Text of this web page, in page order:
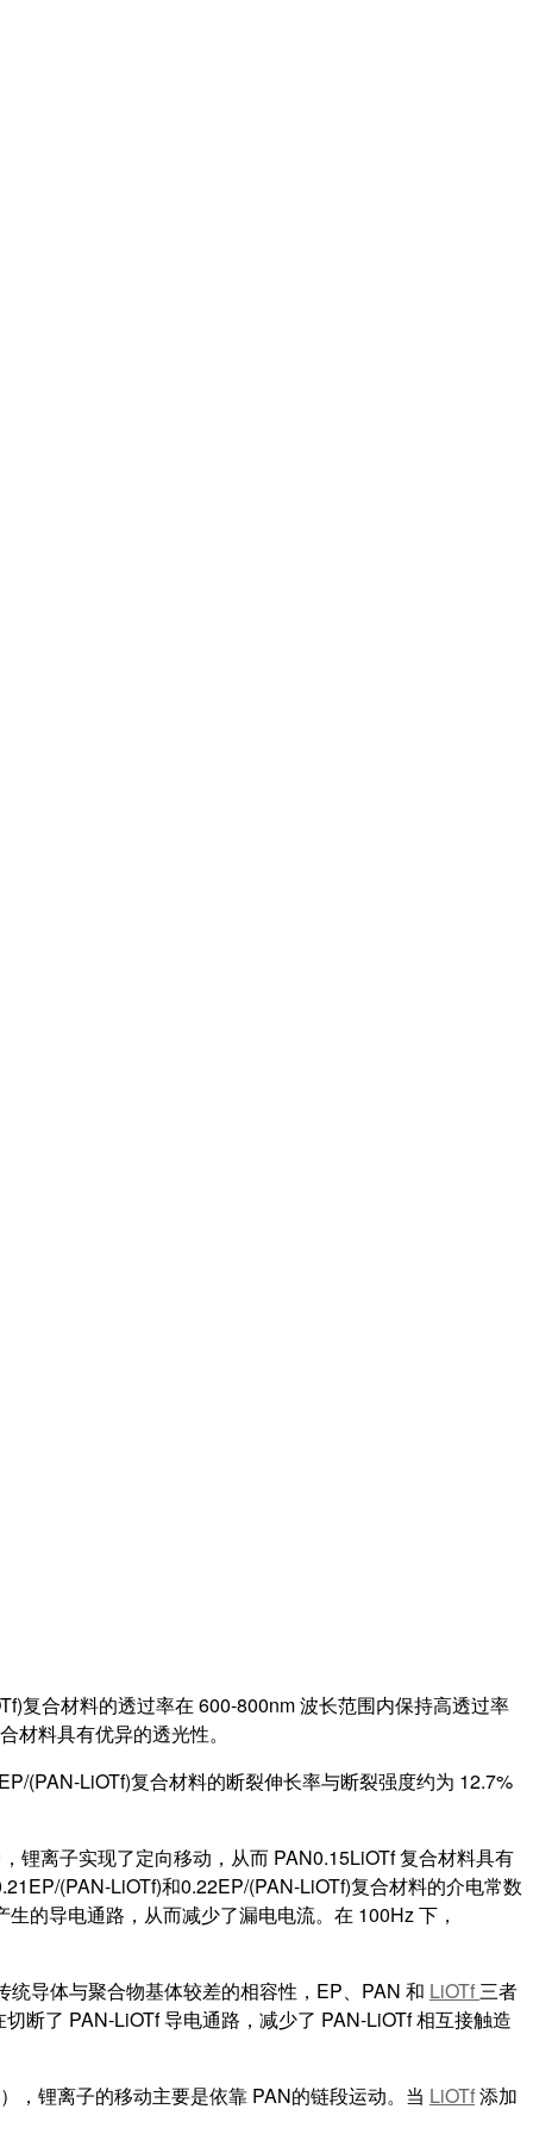
复合材料的透过率在 600-800nm 波长范围内保持高透过率
材料具有优异的透光性。
(PAN-LiOTf)复合材料的断裂伸长率与断裂强度约为 12.7%
锂离子实现了定向移动，从而 PAN0.15LiOTf 复合材料具有
(PAN-LiOTf)和0.22EP/(PAN-LiOTf)复合材料的介电常数
的导电通路，从而减少了漏电电流。在 100Hz 下，
统导体与聚合物基体较差的相容性，EP、PAN 和 LiOTf三者
断了 PAN-LiOTf 导电通路，减少了 PAN-LiOTf 相互接触造
，锂离子的移动主要是依靠 PAN的链段运动。当 LiOTf添加